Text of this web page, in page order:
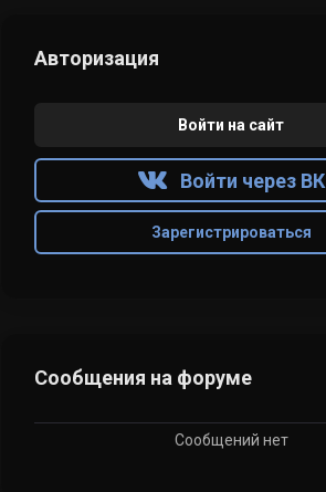
Авторизация
Войти на сайт
Войти через ВК
Зарегистрироваться
Сообщения на форуме
Сообщений нет